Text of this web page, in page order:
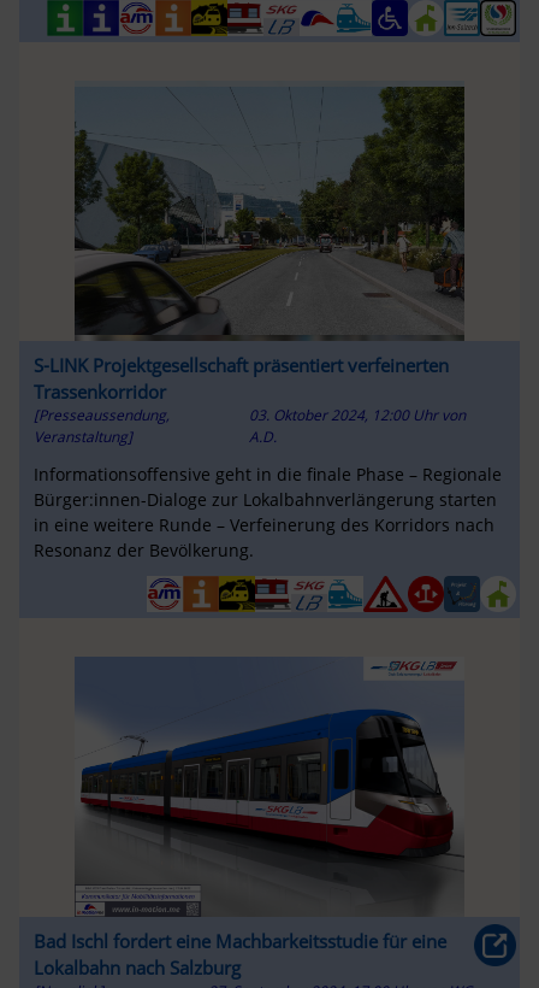
S-LINK Projektgesellschaft präsentiert verfeinerten
Trassenkorridor
[Presseaussendung,
Veranstaltung]
03. Oktober 2024, 12:00 Uhr von
A.D.
Informationsoffensive geht in die finale Phase – Regionale
Bürger:innen-Dialoge zur Lokalbahnverlängerung starten
in eine weitere Runde – Verfeinerung des Korridors nach
Resonanz der Bevölkerung.
Bad Ischl fordert eine Machbarkeitsstudie für eine
Lokalbahn nach Salzburg